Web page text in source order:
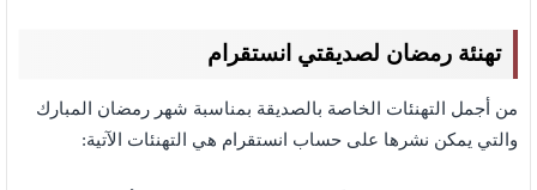
تهنئة رمضان لصديقتي انستقرام
من أجمل التهنئات الخاصة بالصديقة بمناسبة شهر رمضان المبارك
والتي يمكن نشرها على حساب انستقرام هي التهنئات الآتية: